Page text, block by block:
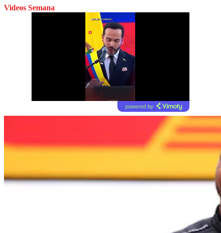
Videos Semana
powered by